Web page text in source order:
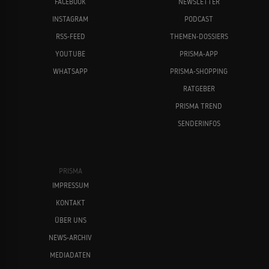
INSTAGRAM
RSS-FEED
YOUTUBE
WHATSAPP
PODCAST
THEMEN-DOSSIERS
PRISMA-APP
PRISMA-SHOPPING
RATGEBER
PRISMA TREND
SENDERINFOS
PRISMA
IMPRESSUM
KONTAKT
ÜBER UNS
NEWS-ARCHIV
MEDIADATEN